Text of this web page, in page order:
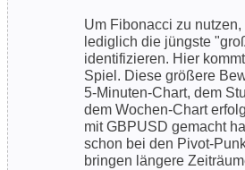
Um Fibonacci zu
lediglich die jüngste
identifizieren. Hier
Spiel. Diese größere
5-Minuten-Chart, dem
dem Wochen-Chart
mit GBPUSD gemacht
schon bei den Pivot-
bringen längere